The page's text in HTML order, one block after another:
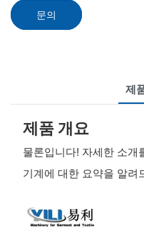
문의
제
제품 개요
물론입니다! 자세한 소개
기계에 대한 요약을 알려